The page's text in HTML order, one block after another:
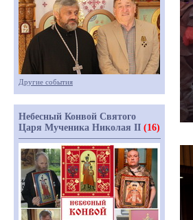
Другие события
Небесный Конвой Святого
Царя Мученика Николая II (16)